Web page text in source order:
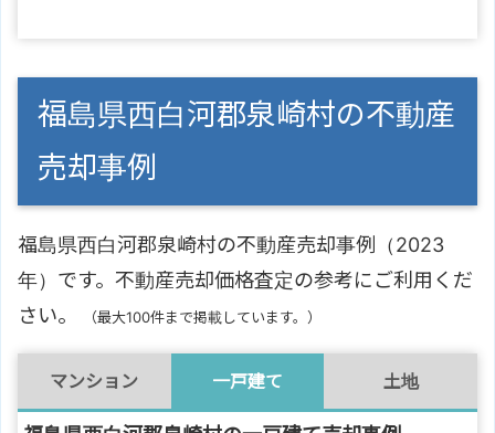
福島県西白河郡泉崎村の不動産
売却事例
福島県西白河郡泉崎村の不動産売却事例（2023
年）です。不動産売却価格査定の参考にご利用くだ
さい。
（最大100件まで掲載しています。）
マンション 一戸建て 土地